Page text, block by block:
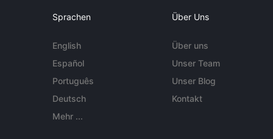
Sprachen
English
Español
Português
Deutsch
Mehr ...
Über Uns
Über uns
Unser Team
Unser Blog
Kontakt